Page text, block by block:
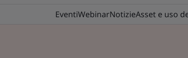
EventiWebinarNotizieAsset e uso